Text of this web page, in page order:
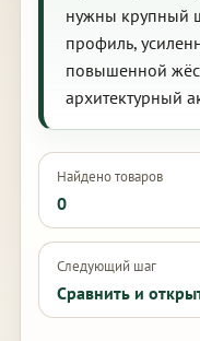
нужны крупный
профиль,
повышенной
архитектурный
Найдено товаров
0
Следующий шаг
Сравнить и